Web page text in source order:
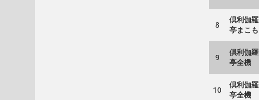
8
倶利伽羅
亭まこも
9
倶利伽羅
亭全機
10
倶利伽羅
亭全機